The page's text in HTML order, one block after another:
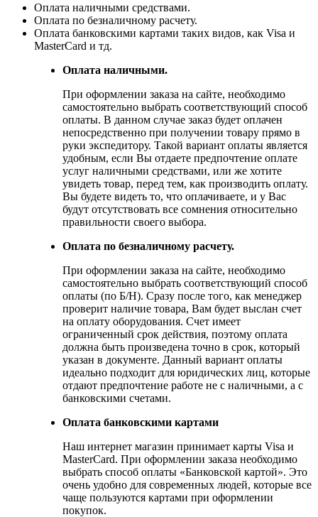
Оплата наличными средствами.
Оплата по безналичному расчету.
Оплата банковскими картами таких видов, как Visa и
MasterCard и тд.
Оплата наличными.
При оформлении заказа на сайте, необходимо
самостоятельно выбрать соответствующий способ
оплаты. В данном случае заказ будет оплачен
непосредственно при получении товару прямо в
руки экспедитору. Такой вариант оплаты является
удобным, если Вы отдаете предпочтение оплате
услуг наличными средствами, или же хотите
увидеть товар, перед тем, как производить оплату.
Вы будете видеть то, что оплачиваете, и у Вас
будут отсутствовать все сомнения относительно
правильности своего выбора.
Оплата по безналичному расчету.
При оформлении заказа на сайте, необходимо
самостоятельно выбрать соответствующий способ
оплаты (по Б/Н). Сразу после того, как менеджер
проверит наличие товара, Вам будет выслан счет
на оплату оборудования. Счет имеет
ограниченный срок действия, поэтому оплата
должна быть произведена точно в срок, который
указан в документе. Данный вариант оплаты
идеально подходит для юридических лиц, которые
отдают предпочтение работе не с наличными, а с
банковскими счетами.
Оплата банковскими картами
Наш интернет магазин принимает карты Visa и
MasterCard. При оформлении заказа необходимо
выбрать способ оплаты «Банковской картой». Это
очень удобно для современных людей, которые все
чаще пользуются картами при оформлении
покупок.